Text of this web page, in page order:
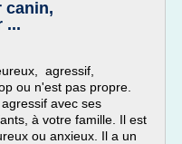
canin,
...
agressif,
ou n'est pas propre.
avec ses
à votre famille. Il est
ou anxieux. Il a un